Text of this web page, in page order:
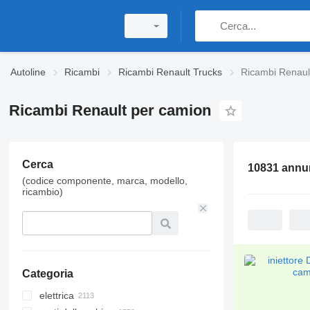
Autoline Ricambi Ricambi Renault Trucks Ricambi
Ricambi Renault per camion
Cerca
(codice componente, marca, modello,
ricambio)
Categoria
elettrica
10831